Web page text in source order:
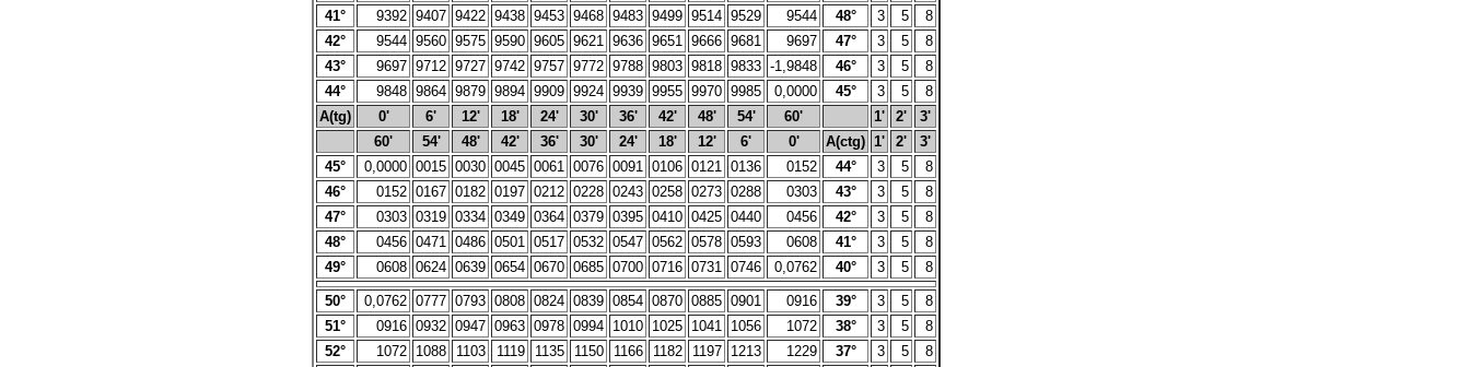
41°
9392 9407 9422 9438 9453 9468 9483 9499 9514 9529 9544 48° 3 5
8
42°
9544 9560 9575 9590 9605 9621 9636 9651 9666 9681 9697 47° 3 5
8
43°
9697 9712 9727 9742 9757 9772 9788 9803 9818 9833 -1,9848 46° 3 5
8
44°
9848 9864 9879 9894 9909 9924 9939 9955 9970 9985 0,0000 45° 3 5
8
A(tg)
0' 6' 12' 18' 24' 30' 36' 42' 48' 54' 60' 1' 2'
3'
60'
54' 48' 42' 36' 30' 24' 18' 12' 6' 0' A(ctg) 1' 2'
3'
45°
0,0000 0015 0030 0045 0061 0076 0091 0106 0121 0136 0152 44° 3 5
8
46°
0152 0167 0182 0197 0212 0228 0243 0258 0273 0288 0303 43° 3 5
8
47°
0303 0319 0334 0349 0364 0379 0395 0410 0425 0440 0456 42° 3 5
8
48°
0456 0471 0486 0501 0517 0532 0547 0562 0578 0593 0608 41° 3 5
8
49°
0608 0624 0639 0654 0670 0685 0700 0716 0731 0746 0,0762 40° 3 5 8
50° 0,0762 0777 0793 0808 0824 0839 0854 0870 0885 0901 0916 39° 3 5
8
51°
0916 0932 0947 0963 0978 0994 1010 1025 1041 1056 1072 38° 3 5
8
52°
1072 1088 1103 1119 1135 1150 1166 1182 1197 1213 1229 37° 3 5
8